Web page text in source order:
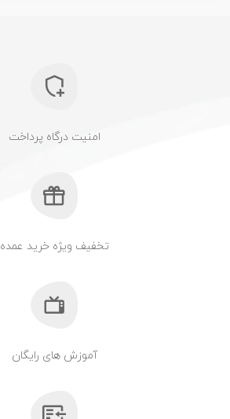
امنیت درگاه پرداخت
تخفیف ویژه خرید عمده
آموزش های رایگان